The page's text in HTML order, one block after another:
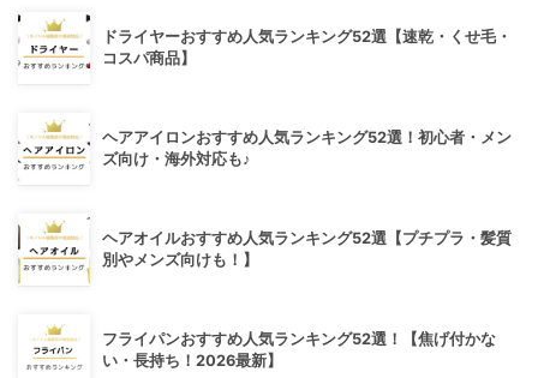
ドライヤーおすすめ人気ランキング52選【速乾・くせ毛・
コスパ商品】
ヘアアイロンおすすめ人気ランキング52選！初心者・メン
ズ向け・海外対応も♪
ヘアオイルおすすめ人気ランキング52選【プチプラ・髪質
別やメンズ向けも！】
フライパンおすすめ人気ランキング52選！【焦げ付かな
い・長持ち！2026最新】